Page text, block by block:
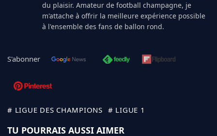
du plaisir. Amateur de football champagne, je
m'attache à offrir la meilleure expérience possible
à l'ensemble des fans de ballon rond.
S'abonner
# LIGUE DES CHAMPIONS # LIGUE 1
TU POURRAIS AUSSI AIMER